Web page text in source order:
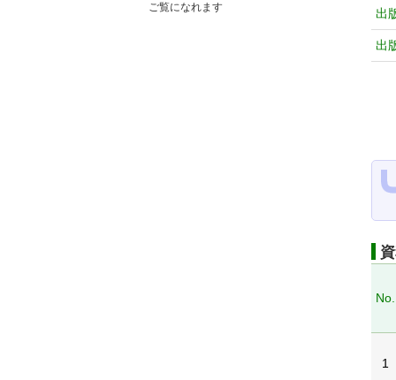
ご覧になれます
出
出
No.
1